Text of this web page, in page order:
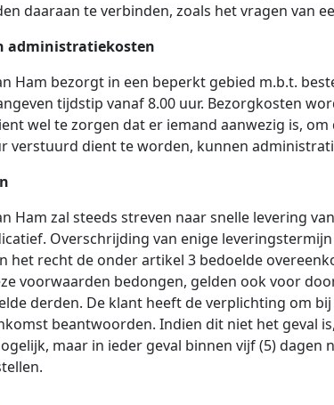
daaraan te verbinden, zoals het vragen van
administratiekosten
Ham bezorgt in een beperkt gebied m.b.t.
tijdstip vanaf 8.00 uur. Bezorgkosten
wel te zorgen dat er iemand aanwezig is,
verstuurd dient te worden, kunnen
Ham zal steeds streven naar snelle levering
Overschrijding van enige
het recht de onder artikel 3 bedoelde
voorwaarden bedongen, gelden ook voor
derden. De klant heeft de verplichting om
beantwoorden. Indien dit niet het geval
maar in ieder geval binnen vijf (5)